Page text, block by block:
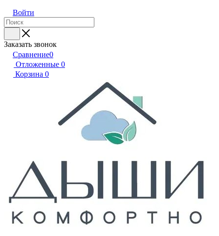
Войти
Заказать звонок
Сравнение0
Отложенные 0
Корзина 0